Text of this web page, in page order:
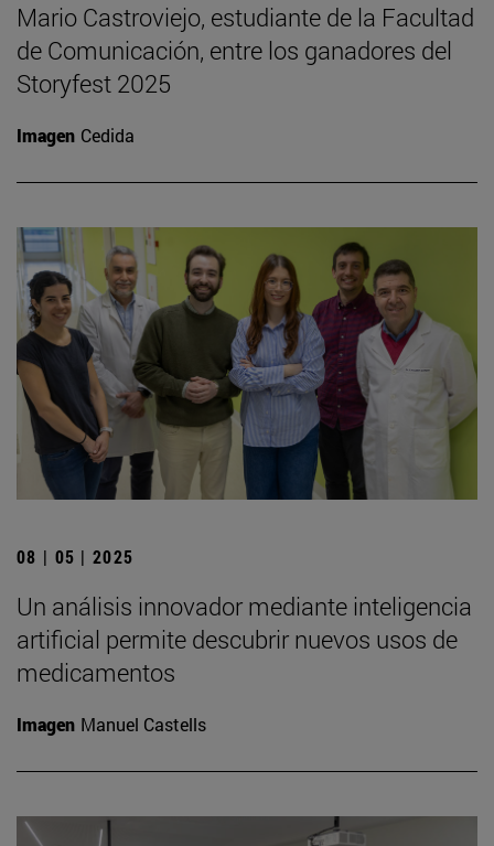
Mario Castroviejo, estudiante de la Facultad
de Comunicación, entre los ganadores del
Storyfest 2025
Imagen Cedida
08 | 05 | 2025
Un análisis innovador mediante inteligencia
artificial permite descubrir nuevos usos de
medicamentos
Imagen Manuel Castells